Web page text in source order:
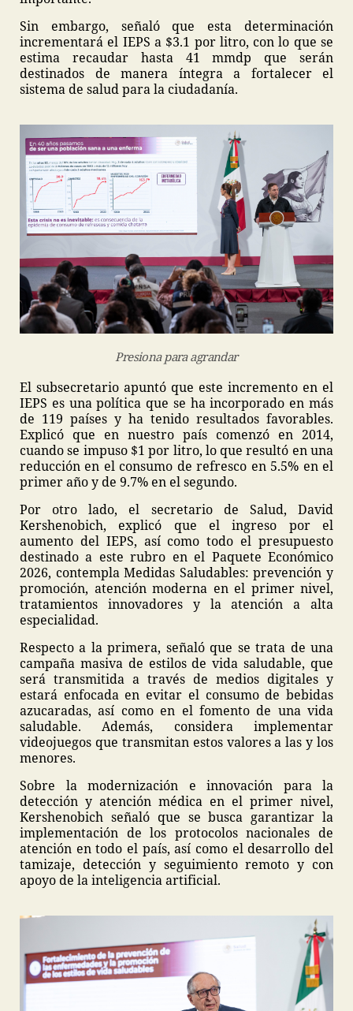
Sin embargo, señaló que esta determinación
incrementará el IEPS a $3.1 por litro, con lo que se
estima recaudar hasta 41 mmdp que serán
destinados de manera íntegra a fortalecer el
sistema de salud para la ciudadanía.
Presiona para agrandar
El subsecretario apuntó que este incremento en el
IEPS es una política que se ha incorporado en más
de 119 países y ha tenido resultados favorables.
Explicó que en nuestro país comenzó en 2014,
cuando se impuso $1 por litro, lo que resultó en una
reducción en el consumo de refresco en 5.5% en el
primer año y de 9.7% en el segundo.
Por otro lado, el secretario de Salud, David
Kershenobich, explicó que el ingreso por el
aumento del IEPS, así como todo el presupuesto
destinado a este rubro en el Paquete Económico
2026, contempla Medidas Saludables: prevención y
promoción, atención moderna en el primer nivel,
tratamientos innovadores y la atención a alta
especialidad.
Respecto a la primera, señaló que se trata de una
campaña masiva de estilos de vida saludable, que
será transmitida a través de medios digitales y
estará enfocada en evitar el consumo de bebidas
azucaradas, así como en el fomento de una vida
saludable. Además, considera implementar
videojuegos que transmitan estos valores a las y los
menores.
Sobre la modernización e innovación para la
detección y atención médica en el primer nivel,
Kershenobich señaló que se busca garantizar la
implementación de los protocolos nacionales de
atención en todo el país, así como el desarrollo del
tamizaje, detección y seguimiento remoto y con
apoyo de la inteligencia artificial.